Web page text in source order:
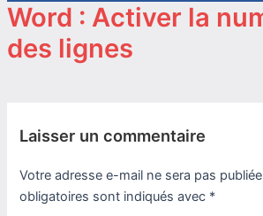
Word : Activer la
des lignes
Laisser un commentaire
Votre adresse e-mail ne sera pas
obligatoires sont indiqués avec *